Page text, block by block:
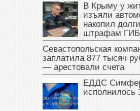
В Крыму у
изъяли
накопил
штрафам
Севастопольская
заплатила 877 тысяч
— арестовали счета
ЕДДС
исполнилось